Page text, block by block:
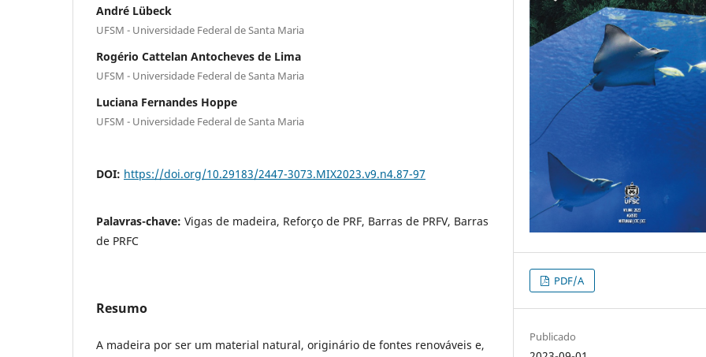
André Lübeck
UFSM - Universidade Federal de Santa Maria
Rogério Cattelan Antocheves de Lima
UFSM - Universidade Federal de Santa Maria
Luciana Fernandes Hoppe
UFSM - Universidade Federal de Santa Maria
DOI: https://doi.org/10.29183/2447-3073.MIX2023.v9.n4.87-97
Palavras-chave: Vigas de madeira, Reforço de PRF, Barras de PRFV, Barras
de PRFC
Resumo
A madeira por ser um material natural, originário de fontes renováveis e,
PDF/A
Publicado